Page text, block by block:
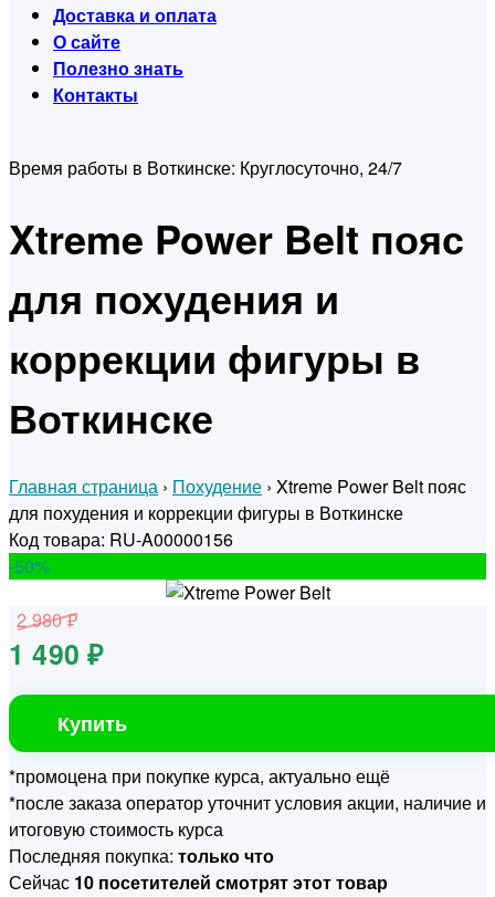
Доставка и оплата
О сайте
Полезно знать
Контакты
Время работы в Воткинске: Круглосуточно, 24/7
Xtreme Power Belt пояс
для похудения и
коррекции фигуры в
Воткинске
Главная страница › Похудение › Xtreme Power Belt пояс
для похудения и коррекции фигуры в Воткинске
Код товара: RU-A00000156
-50%
2 980 ₽
1 490 ₽
Купить
*промоцена при покупке курса, актуально ещё
*после заказа оператор уточнит условия акции, наличие и
итоговую стоимость курса
Последняя покупка: только что
Сейчас 10 посетителей смотрят этот товар